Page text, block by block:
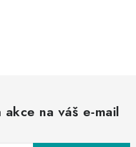
na váš e-mail